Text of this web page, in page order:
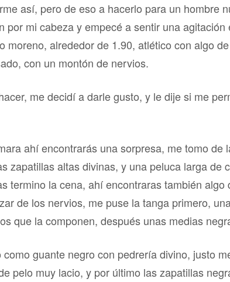
así, pero de eso a hacerlo para un hombre
por mi cabeza y empecé a sentir una
moreno, alrededor de 1.90, atlético con algo
con un montón de nervios.
me decidí a darle gusto, y le dije si me
ahí encontrarás una sorpresa, me tomo
zapatillas altas divinas, y una peluca larga
termino la cena, ahí encontraras también
de los nervios, me puse la tanga primero,
que la componen, después unas medias
guante negro con pedrería divino, justo
pelo muy lacio, y por último las zapatillas